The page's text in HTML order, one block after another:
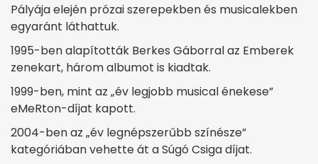
Pályája elején prózai szerepekben és musicalekben
egyaránt láthattuk.
1995-ben alapították Berkes Gáborral az Emberek
zenekart, három albumot is kiadtak.
1999-ben, mint az „év legjobb musical énekese”
eMeRton-díjat kapott.
2004-ben az „év legnépszerűbb színésze”
kategóriában vehette át a Súgó Csiga díjat.